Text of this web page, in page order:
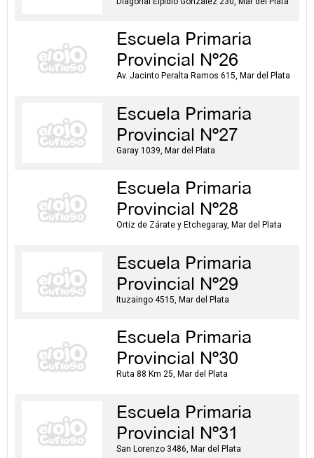
Escuela Primaria
Provincial Nº26
Av. Jacinto Peralta Ramos 615, Mar del Plata
Escuela Primaria
Provincial Nº27
Garay 1039, Mar del Plata
Escuela Primaria
Provincial Nº28
Ortiz de Zárate y Etchegaray, Mar del Plata
Escuela Primaria
Provincial Nº29
Ituzaingo 4515, Mar del Plata
Escuela Primaria
Provincial Nº30
Ruta 88 Km 25, Mar del Plata
Escuela Primaria
Provincial Nº31
San Lorenzo 3486, Mar del Plata